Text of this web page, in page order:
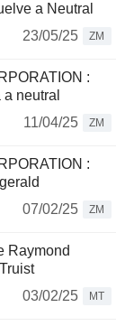
a Neutral
23/05/25
ZM
:
neutral
11/04/25
ZM
:
07/02/25
ZM
Raymond
03/02/25
MT